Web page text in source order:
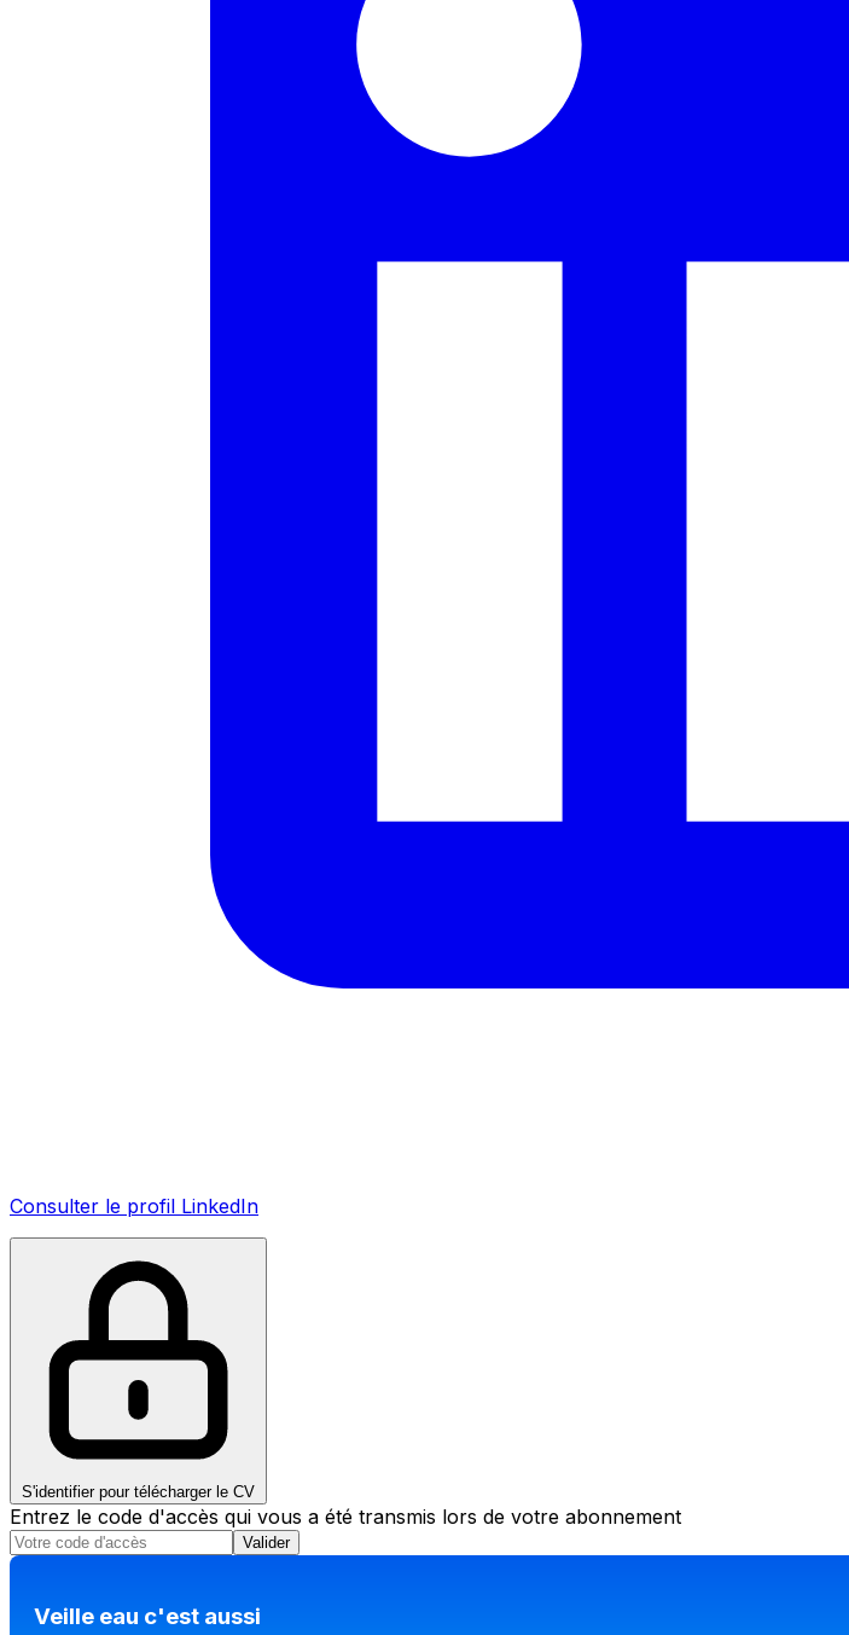
Consulter le profil LinkedIn
S'identifier pour télécharger le CV
Entrez le code d'accès qui vous a été transmis lors de votre abonnement
Valider
Veille eau c'est aussi